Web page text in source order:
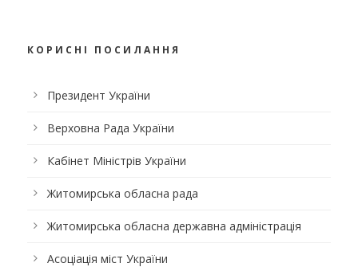
КОРИСНІ ПОСИЛАННЯ
Президент України
Верховна Рада України
Кабінет Міністрів України
Житомирська обласна рада
Житомирська обласна державна адміністрація
Асоціація міст України